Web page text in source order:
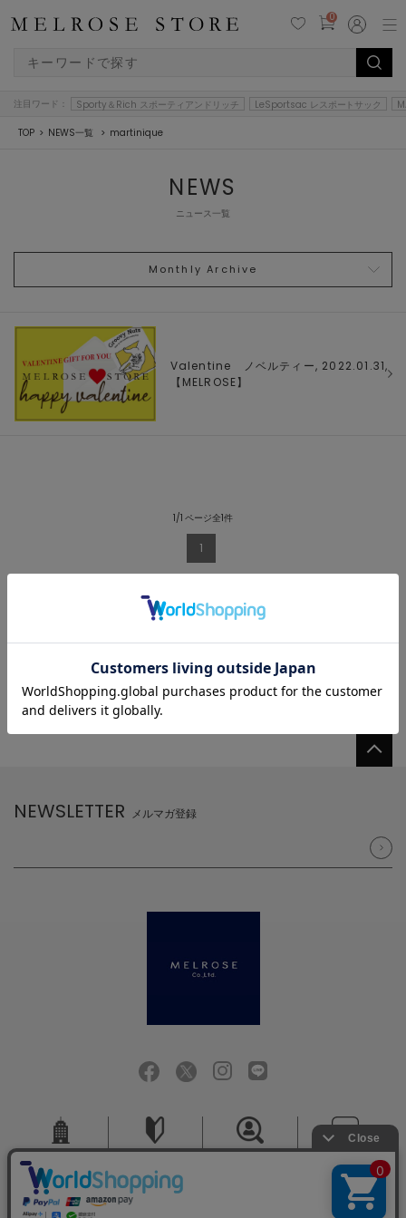
0
注目ワード： Sporty＆Rich スポーティアンドリッチ LeSportsac レスポートサック
TOP NEWS一覧 martinique
NEWS
ニュース一覧
Monthly Archive
Valentine ノベルティー, 2022.01.31,
【 MELROSE】
1/1 ページ全1件
1
NEWSLETTER メルマガ登録
会社概要 お問い合せ